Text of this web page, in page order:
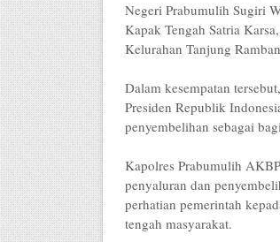
Negeri Prabumulih Sugiri
Kapak Tengah Satria
Kelurahan Tanjung
Dalam kesempatan
Presiden Republik
penyembelihan sebagai
Kapolres Prabumulih
penyaluran dan
perhatian pemerintah
tengah masyarakat.